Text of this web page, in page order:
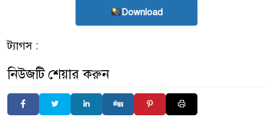
Download
ট্যাগস :
নিউজটি শেয়ার করুন